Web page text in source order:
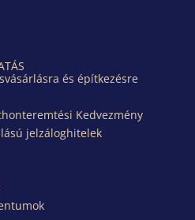
és építkezésre
Kedvezmény
jelzáloghitelek